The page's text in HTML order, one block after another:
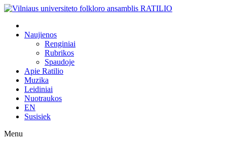
Naujienos
Renginiai
Rubrikos
Spaudoje
Apie Ratilio
Muzika
Leidiniai
Nuotraukos
EN
Susisiek
Menu